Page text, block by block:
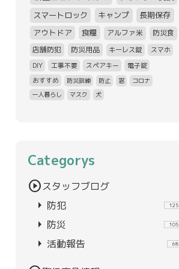
スマートロック
キャンプ
長期保存
アウトドア
食糧 アルファ米
防災食
店舗防犯
防災用品 キーレス錠
スマホ
DIY
工事不要 スペアキー
電子錠
おすすめ
防災訓練 防止 窓
コロナ
一人暮らし
マスク 犬
Categorys
play_circleスタッフブログ
arrow_right 防犯 125
arrow_right 防災 105
arrow_right 活動報告 68